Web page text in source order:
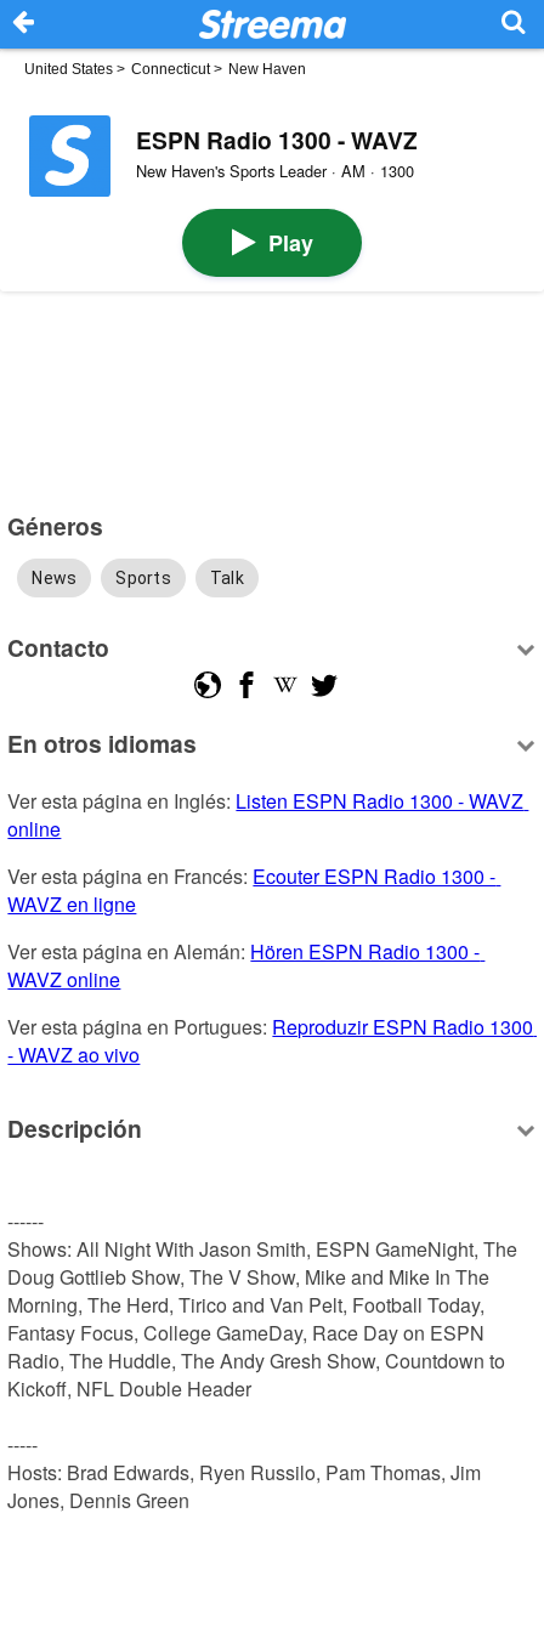
United States > Connecticut> New Haven
ESPN Radio 1300 - WAVZ
New Haven's Sports Leader · AM · 1300
Play
Géneros
News Sports Talk
Contacto
En otros idiomas
Ver esta página en Inglés: Listen ESPN Radio 1300 - WAVZ
online
Ver esta página en Francés: Ecouter ESPN Radio 1300 -
WAVZ en ligne
Ver esta página en Alemán: Hören ESPN Radio 1300 -
WAVZ online
Ver esta página en Portugues: Reproduzir ESPN Radio 1300
- WAVZ ao vivo
Descripción
------
Shows: All Night With Jason Smith, ESPN GameNight, The
Doug Gottlieb Show, The V Show, Mike and Mike In The
Morning, The Herd, Tirico and Van Pelt, Football Today,
Fantasy Focus, College GameDay, Race Day on ESPN
Radio, The Huddle, The Andy Gresh Show, Countdown to
Kickoff, NFL Double Header
-----
Hosts: Brad Edwards, Ryen Russilo, Pam Thomas, Jim
Jones, Dennis Green